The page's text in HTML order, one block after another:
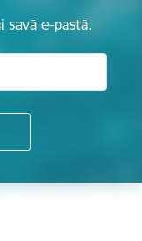
savā e-pastā.